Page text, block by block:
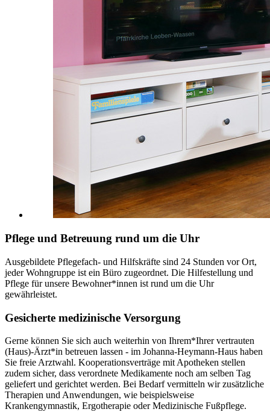
Pflege und Betreuung rund um die Uhr
Ausgebildete Pflegefach- und Hilfskräfte sind 24 Stunden vor Ort,
jeder Wohngruppe ist ein Büro zugeordnet. Die Hilfestellung und
Pflege für unsere Bewohner*innen ist rund um die Uhr
gewährleistet.
Gesicherte medizinische Versorgung
Gerne können Sie sich auch weiterhin von Ihrem*Ihrer vertrauten
(Haus)-Ärzt*in betreuen lassen - im Johanna-Heymann-Haus haben
Sie freie Arztwahl. Kooperationsverträge mit Apotheken stellen
zudem sicher, dass verordnete Medikamente noch am selben Tag
geliefert und gerichtet werden. Bei Bedarf vermitteln wir zusätzliche
Therapien und Anwendungen, wie beispielsweise
Krankengymnastik, Ergotherapie oder Medizinische Fußpflege.